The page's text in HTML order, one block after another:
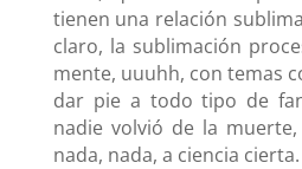
tienen una relación
claro, la sublimación
mente, uuuhh, con temas
dar pie a todo tipo de
nadie volvió de la
nada, nada, a ciencia cierta.